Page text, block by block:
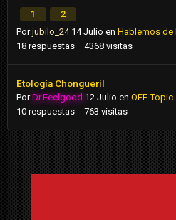
1 2
Porjubilo_24 14 Julio en Hablemos de
18 respuestas 4368 visitas
Etología Chongueril
PorDr.Feelgood 12 Julio en OFF-Topic
10 respuestas 763 visitas